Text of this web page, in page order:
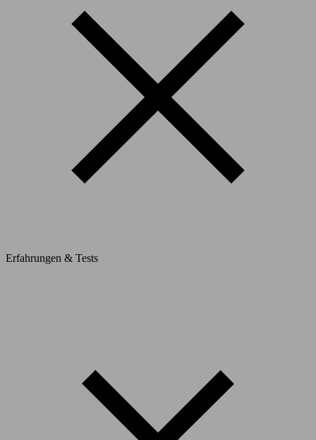
Erfahrungen & Tests